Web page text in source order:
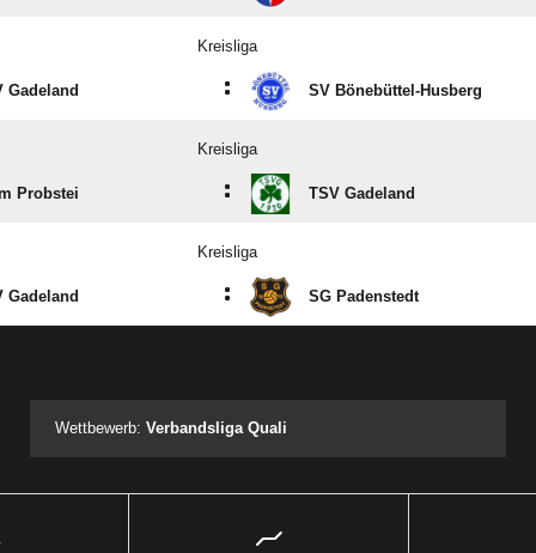
Kreisliga
Gadeland : SV Bönebüttel-Husberg
Kreisliga
Probstei : TSV Gadeland
Kreisliga
Gadeland : SG Padenstedt
Wettbewerb:Verbandsliga Quali